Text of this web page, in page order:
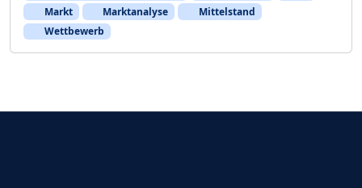
Markt
Marktanalyse
Mittelstand
Wettbewerb